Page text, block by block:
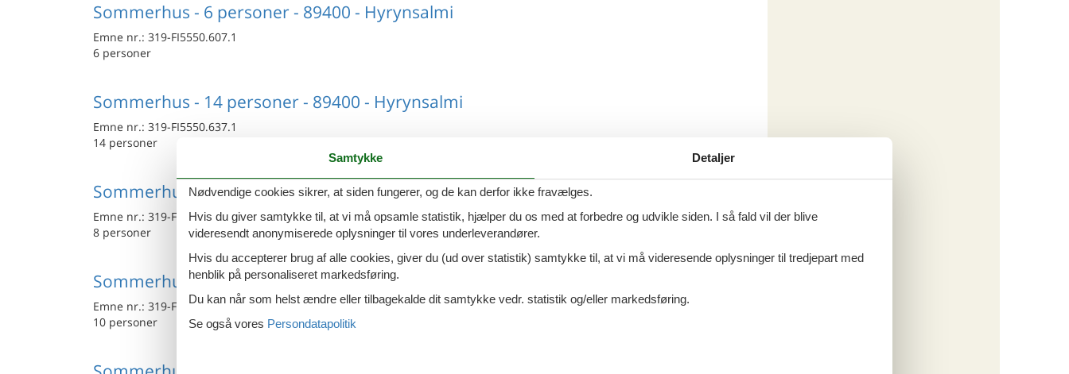
Sommerhus - 6 personer - 89400 - Hyrynsalmi
Emne nr.: 319-FI5550.607.1
6 personer
Sommerhus - 14 personer - 89400 - Hyrynsalmi
Emne nr.: 319-FI5550.637.1
14 personer
Sommerhus - 8 personer - 89400 - Hyrynsalmi
Emne nr.: 319-FI5550.692.1
8 personer
Sommerhus - 10 personer - 89400 - Hyrynsalmi
Emne nr.: 319-FI5550.628.1
10 personer
Samtykke Detaljer
Nødvendige cookies sikrer, at siden fungerer, og de kan derfor ikke fravælges.
Hvis du giver samtykke til, at vi må opsamle statistik, hjælper du os med at forbedre og udvikle siden. I så fald vil der blive
videresendt anonymiserede oplysninger til vores underleverandører.
Hvis du accepterer brug af alle cookies, giver du (ud over statistik) samtykke til, at vi må videresende oplysninger til tredjepart med
henblik på personaliseret markedsføring.
Du kan når som helst ændre eller tilbagekalde dit samtykke vedr. statistik og/eller markedsføring.
Se også vores Persondatapolitik